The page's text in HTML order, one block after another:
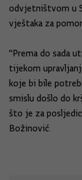
odvjetništvom u
vještaka za
"Prema do sada
tijekom
koje bi bile
smislu došlo do
što je za
Božinović.